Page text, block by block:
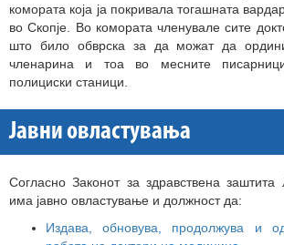
комората која ја покривала тогашната
во Скопје. Во комората членувале сите
што било обврска за да можат да
членарина и тоа во месните
полициски станици.
Јавни овластувања
Согласно Законот за здравствена заштита
има јавно овластување и должност да:
Издава, обновува, продолжува и